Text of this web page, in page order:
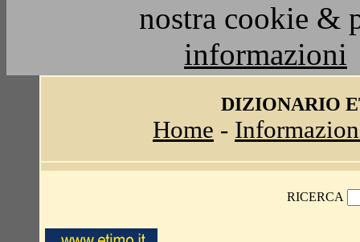
nostra cookie &
informazioni
DIZIONARIO
Home -
RICERCA